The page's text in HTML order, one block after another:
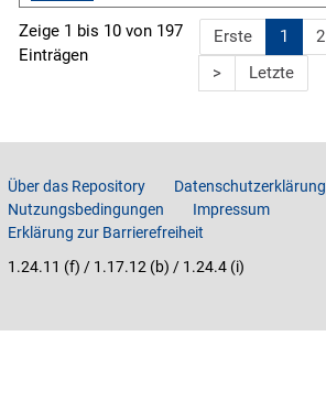
Zeige 1 bis 10 von 197
Einträgen
ErsteGehe
zur
ersten
Seite
1 2
>Gehe
zu
LetzteGehe
zur
Über das Repository
Datenschutzerklärung
Nutzungsbedingungen
Impressum
Erklärung zur Barrierefreiheit
1.24.11 (f) / 1.17.12 (b) / 1.24.4 (i)